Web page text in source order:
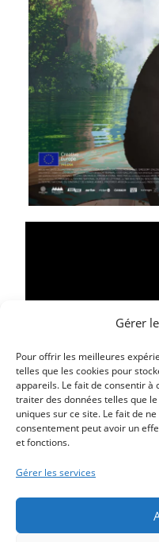
Gérer
Pour offrir les meilleures
telles que les cookies pour
appareils. Le fait de consentir à
traiter des données telles que
uniques sur ce site. Le fait de
consentement peut avoir un
et fonctions.
Gérer les services
Article précédent
LE CAMÉO : SEMAINE
BALEINE ET L’ESCARGOTE